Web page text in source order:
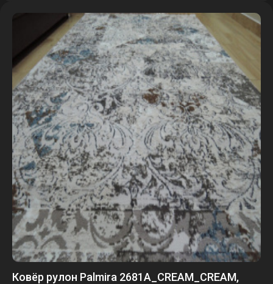
Ковёр рулон Palmira 2681A_CREAM_CREAM,